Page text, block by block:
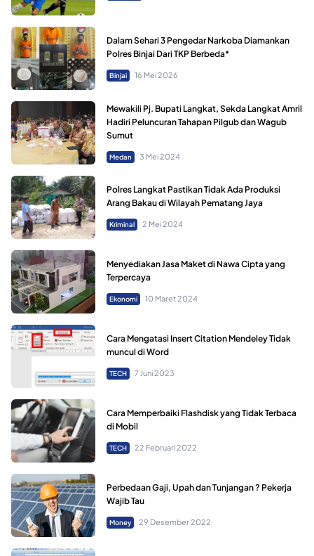
Dalam Sehari 3 Pengedar Narkoba Diamankan
Polres Binjai Dari TKP Berbeda*
Binjai 16 Mei 2026
Mewakili Pj. Bupati Langkat, Sekda Langkat Amril
Hadiri Peluncuran Tahapan Pilgub dan Wagub
Sumut
Medan 3 Mei 2024
Polres Langkat Pastikan Tidak Ada Produksi
Arang Bakau di Wilayah Pematang Jaya
Kriminal 2 Mei 2024
Menyediakan Jasa Maket di Nawa Cipta yang
Terpercaya
Ekonomi 10 Maret 2024
Cara Mengatasi Insert Citation Mendeley Tidak
muncul di Word
TECH 7 Juni 2023
Cara Memperbaiki Flashdisk yang Tidak Terbaca
di Mobil
TECH 22 Februari 2022
Perbedaan Gaji, Upah dan Tunjangan ? Pekerja
Wajib Tau
Money 29 Desember 2022